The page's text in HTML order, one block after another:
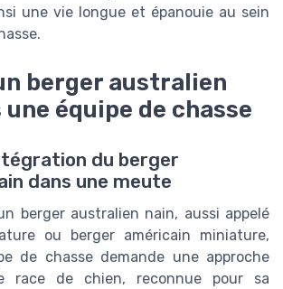
une vie longue et épanouie au sein
berger australien
une équipe de chasse
du berger
dans une meute
berger australien nain, aussi appelé
ou berger américain miniature,
de chasse demande une approche
race de chien, reconnue pour sa